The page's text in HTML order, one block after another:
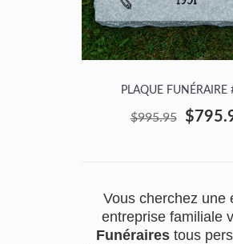
PLAQUE FUNÉRAIRE
$995.95
Vous cherchez une
entreprise familiale
Funérairestous